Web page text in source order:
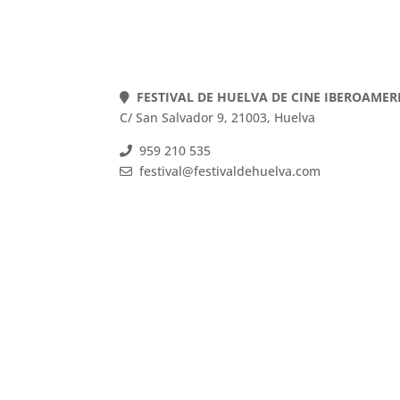
FESTIVAL DE HUELVA DE CINE
C/ San Salvador 9, 21003, Huelva
959 210 535
festival@festivaldehuelva.com